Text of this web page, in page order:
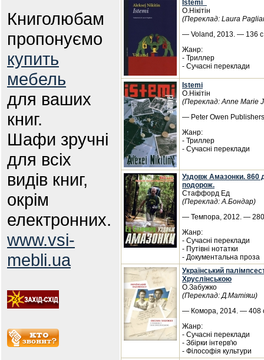
Книголюбам
пропонуємо
купить
мебель
для ваших
книг.
Шафи зручні
для всіх
видів книг,
окрім
електронних.
www.vsi-
mebli.ua
Istemi_
О.Нікітін
(Переклад: Laura
— Voland, 2013. — 136
Жанр:
- Триллер
- Сучасні переклади
Istemi
О.Нікітін
(Переклад: Anne Marie
— Peter Owen
Жанр:
- Триллер
- Сучасні переклади
Уздовж Амазонки. 860
подорож.
Стаффорд Ед
(Переклад: А.Бондар)
— Темпора, 2012. —
Жанр:
- Сучасні переклади
- Путівні нотатки
- Документальна проза
Український
Хруслінською
О.Забужко
(Переклад: Д.Матіяш)
— Комора, 2014. — 408
Жанр:
- Сучасні переклади
- Збірки інтерв'ю
- Філософія культури